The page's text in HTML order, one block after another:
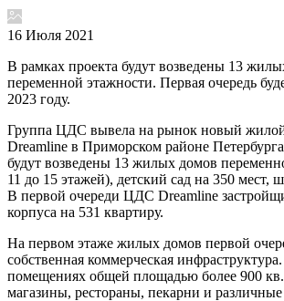
16 Июля 2021
В рамках проекта будут возведены 13
переменной этажности. Первая очередь
2023 году.
Группа ЦДС вывела на рынок новый
Dreamline в Приморском районе
будут возведены 13 жилых домов
11 до 15 этажей), детский сад на 350 мест,
В первой очереди ЦДС Dreamline
корпуса на 531 квартиру.
На первом этаже жилых домов первой
собственная коммерческая
помещениях общей площадью более 900
магазины, рестораны, пекарни и